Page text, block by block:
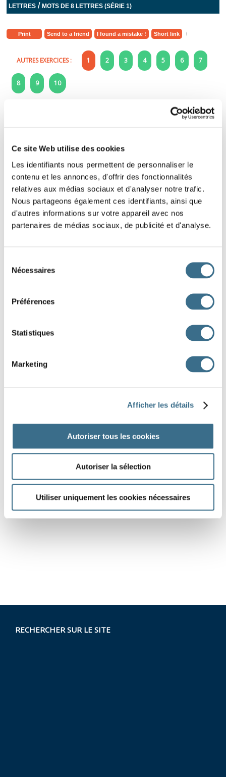
Ce site Web utilise des cookies
Les identifiants nous permettent de personnaliser le
contenu et les annonces, d'offrir des fonctionnalités
relatives aux médias sociaux et d'analyser notre trafic.
Nous partageons également ces identifiants, ainsi que
d'autres informations sur votre appareil avec nos
partenaires de médias sociaux, de publicité et d'analyse.
Nécessaires
Préférences
Statistiques
Marketing
Afficher les détails
Autoriser tous les cookies
Autoriser la sélection
Utiliser uniquement les cookies nécessaires
LETTRES /MOTS DE 8 LETTRES (SÉRIE 1)
Print Send to a friend I found a mistake ! Short link
AUTRES EXERCICES : 1 2 3 4 5 6 7
8 9 10
1 - Lettres mélangées : Mot de 8 lettres
ordre.
Indice : À déplacer
A L B O V M E I
DONE!
RECHERCHER SUR LE SITE